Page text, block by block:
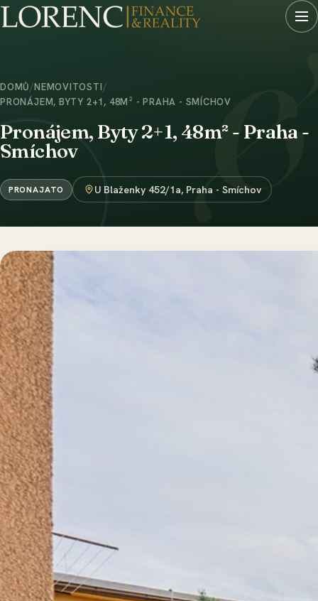
DOMŮ/NEMOVITOSTI/
PRONÁJEM, BYTY 2+1, 48M² - PRAHA - SMÍCHOV
Pronájem, Byty 2+1, 48m² - Praha -
Smíchov
PRONAJATO U Blaženky 452/1a, Praha - Smíchov